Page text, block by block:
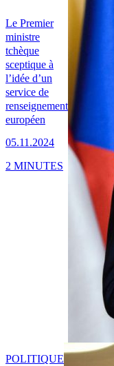
Le Premier
ministre
tchèque
sceptique à
l’idée d’un
service de
renseignement
européen
05.11.2024
2 MINUTES
POLITIQUE